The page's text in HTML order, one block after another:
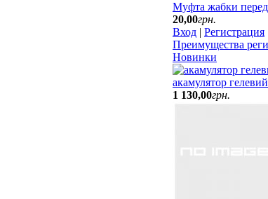
Муфта жабки
20,00грн.
Вход | Регистрация
Преимущества
Новинки
акамулятор
1 130,00грн.